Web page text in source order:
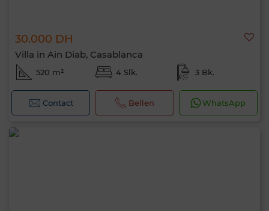
30.000 DH
Villa in Ain Diab, Casablanca
520 m² 4 Slk. 3 Bk.
Contact Bellen WhatsApp